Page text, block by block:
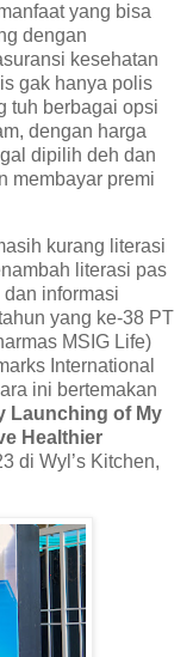
yang bisa
dengan
kesehatan
gak hanya polis
tuh berbagai opsi
dengan harga
dipilih deh dan
membayar premi
kurang literasi
literasi pas
informasi
yang ke-38 PT
MSIG Life)
International
ini bertemakan
Launching of My
Healthier
di Wyl’s Kitchen,